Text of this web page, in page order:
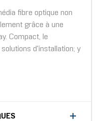
fibre optique non
grâce à une
Compact, le
d'installation; y